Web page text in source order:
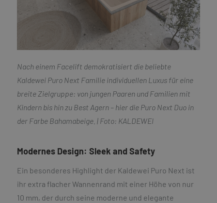
Nach einem Facelift demokratisiert die beliebte
Kaldewei Puro Next Familie individuellen Luxus für eine
breite Zielgruppe: von jungen Paaren und Familien mit
Kindern bis hin zu Best Agern – hier die Puro Next Duo in
der Farbe Bahamabeige. | Foto: KALDEWEI
Modernes Design: Sleek and Safety
Ein besonderes Highlight der Kaldewei Puro Next ist
ihr extra flacher Wannenrand mit einer Höhe von nur
10 mm, der durch seine moderne und elegante